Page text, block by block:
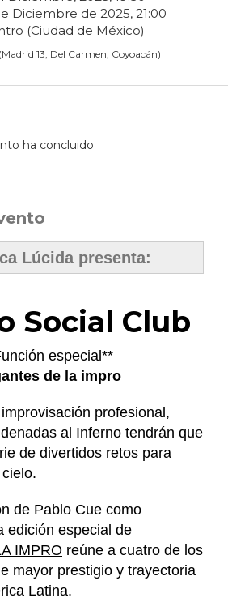
Diciembre de 2025, 21:00
(Ciudad de México)
(Madrid 13, Del Carmen, Coyoacán)
ha concluido
Lúcida presenta:
Social Club
especial**
de la impro
profesional,
al Inferno tendrán que
de divertidos retos para
de Pablo Cue como
edición especial de
IMPRO reúne a cuatro de los
mayor prestigio y trayectoria
Latina.